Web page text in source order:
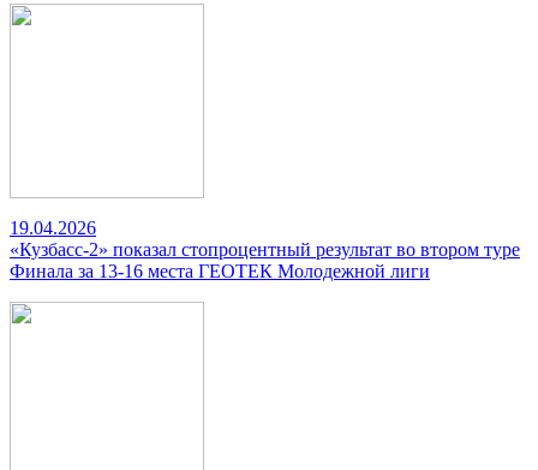
19.04.2026
«Кузбасс-2» показал стопроцентный результат во втором туре
Финала за 13-16 места ГЕОТЕК Молодежной лиги